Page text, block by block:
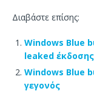
Διαβάστε επίσης:
Windows Blue
leaked έκδοσης
Windows Blue
γεγονός